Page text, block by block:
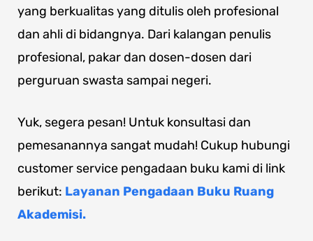
yang berkualitas yang ditulis oleh profesional
dan ahli di bidangnya. Dari kalangan penulis
profesional, pakar dan dosen-dosen dari
perguruan swasta sampai negeri.
Yuk, segera pesan! Untuk konsultasi dan
pemesanannya sangat mudah! Cukup hubungi
customer service pengadaan buku kami di link
berikut: Layanan Pengadaan Buku Ruang
Akademisi.